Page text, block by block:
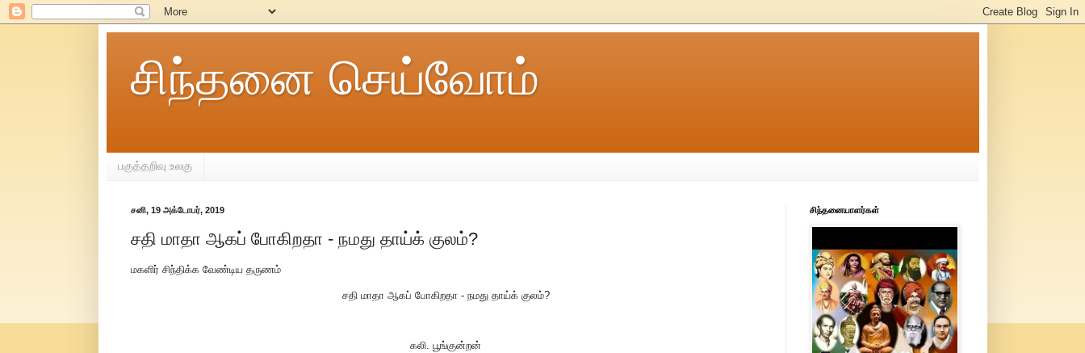
சிந்தனை செய்வோம்
பகுத்தறிவு உலகு
சனி, 19 அக்டோபர், 2019
சதி மாதா ஆகப் போகிறதா - நமது தாய்க் குலம்?
மகளிர் சிந்திக்க வேண்டிய தருணம்
சதி மாதா ஆகப் போகிறதா - நமது தாய்க் குலம்?
கலி. பூங்குன்றன்
சிந்தனையாளர்கள்